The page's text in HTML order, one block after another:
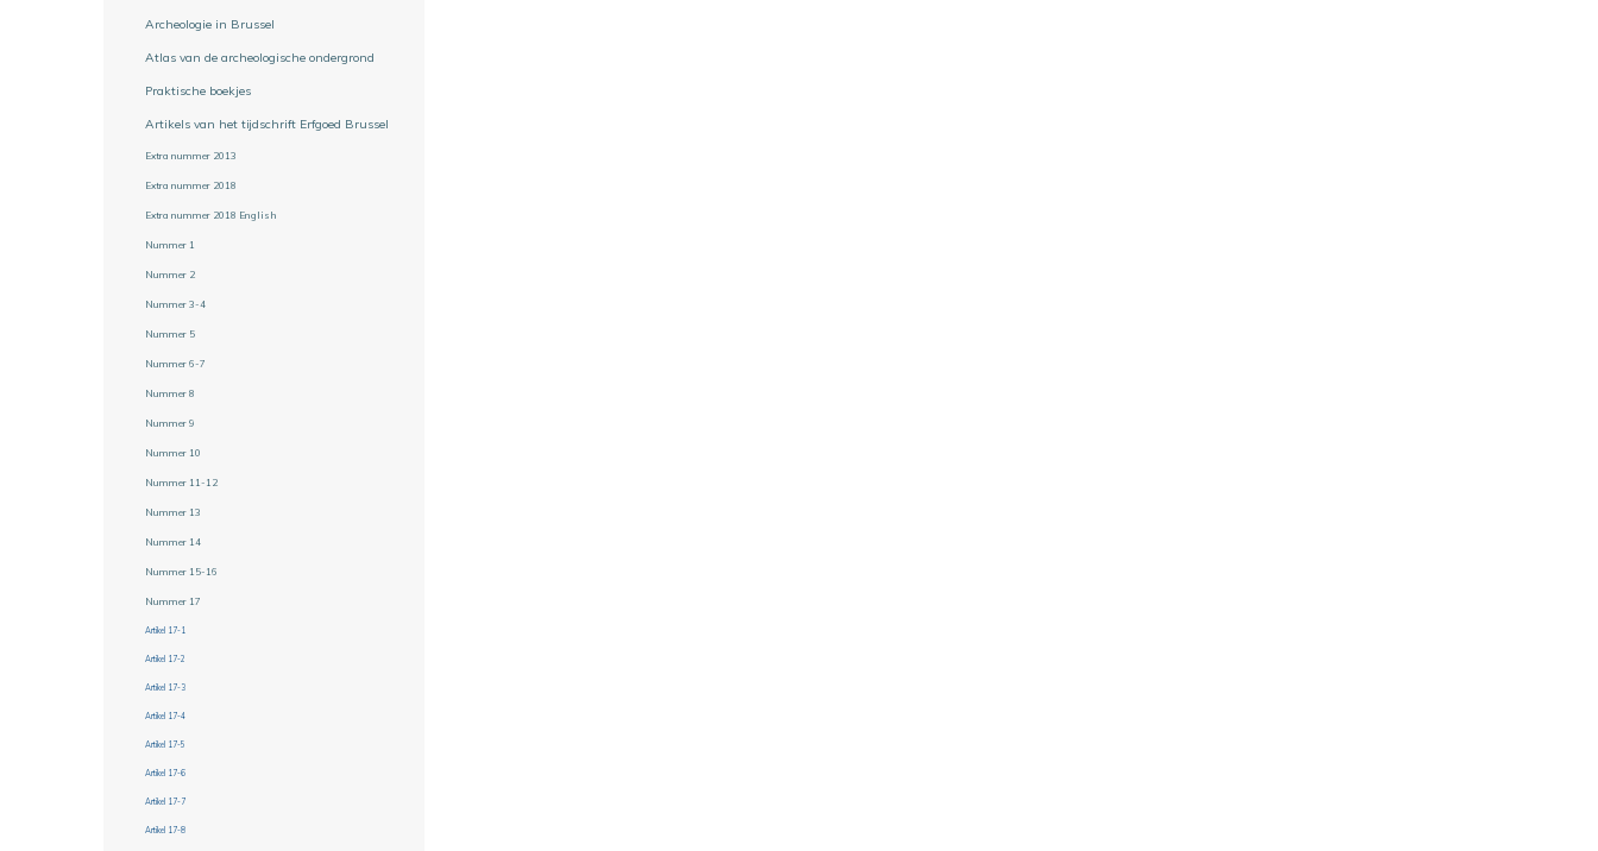
Archeologie in Brussel
Atlas van de archeologische ondergrond
Praktische boekjes
Artikels van het tijdschrift Erfgoed Brussel
Extra nummer 2013
Extra nummer 2018
Extra nummer 2018 English
Nummer 1
Nummer 2
Nummer 3-4
Nummer 5
Nummer 6-7
Nummer 8
Nummer 9
Nummer 10
Nummer 11-12
Nummer 13
Nummer 14
Nummer 15-16
Nummer 17
Artikel 17-1
Artikel 17-2
Artikel 17-3
Artikel 17-4
Artikel 17-5
Artikel 17-6
Artikel 17-7
Artikel 17-8